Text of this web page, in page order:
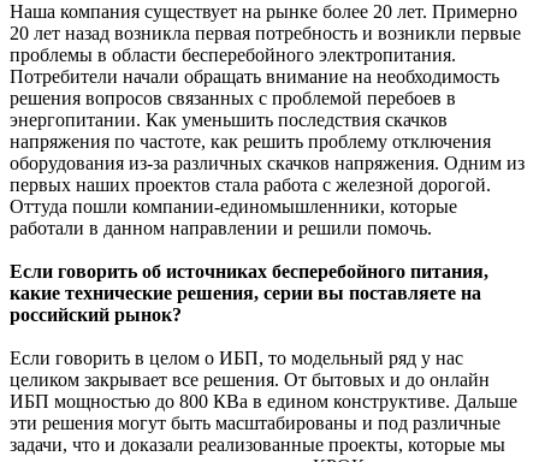
Наша компания существует на рынке более 20 лет. Примерно
20 лет назад возникла первая потребность и возникли первые
проблемы в области бесперебойного электропитания.
Потребители начали обращать внимание на необходимость
решения вопросов связанных с проблемой перебоев в
энергопитании. Как уменьшить последствия скачков
напряжения по частоте, как решить проблему отключения
оборудования из-за различных скачков напряжения. Одним из
первых наших проектов стала работа с железной дорогой.
Оттуда пошли компании-единомышленники, которые
работали в данном направлении и решили помочь.
Если говорить об источниках бесперебойного питания,
какие технические решения, серии вы поставляете на
российский рынок?
Если говорить в целом о ИБП, то модельный ряд у нас
целиком закрывает все решения. От бытовых и до онлайн
ИБП мощностью до 800 КВа в едином конструктиве. Дальше
эти решения могут быть масштабированы и под различные
задачи, что и доказали реализованные проекты, которые мы